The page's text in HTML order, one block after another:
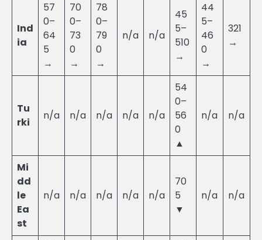
Ind
ia
57
0–
64
5
→
70
0–
73
0
→
78
0–
79
0
→
n/a n/a
45
5–
510
→
44
5–
46
0
→
321
→
Tu
rki
n/a n/a n/a n/a n/a
54
0–
56
0
▲
n/a n/a
Mi
dd
le
Ea
st
n/a n/a n/a n/a n/a
70
5
▼
n/a n/a